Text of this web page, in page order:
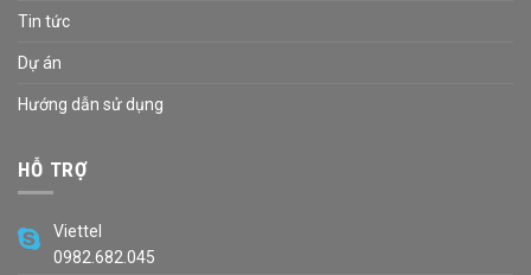
Tin tức
Dự án
Hướng dẫn sử dụng
HỖ TRỢ
Viettel
0982.682.045